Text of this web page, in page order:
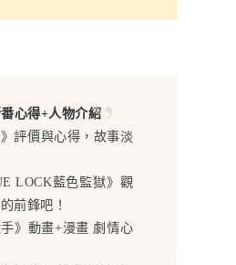
心得+人物介紹
評價與心得，故事淡
LOCK藍色監獄》觀
前鋒吧！
》動畫+漫畫 劇情心